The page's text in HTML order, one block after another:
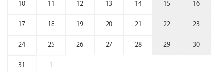
10 11 12 13 14 15 16
17 18 19 20 21 22 23
24 25 26 27 28 29 30
31 1